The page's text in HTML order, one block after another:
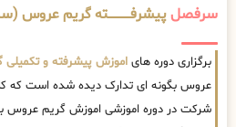
سرفصلپیشرفــــــــــــته گریم
برگزاری دوره های اموزش پیشرفته و
عروس بگونه ای تدارک دیده شده است که
شرکت در دوره اموزشی اموزش گریم عروس